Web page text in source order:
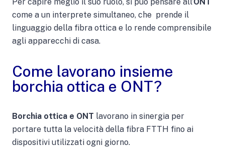
Per capire meglio il suo ruolo, si può pensare all’ONT
come a un interprete simultaneo, che prende il
linguaggio della fibra ottica e lo rende comprensibile
agli apparecchi di casa.
Come lavorano insieme
borchia ottica e ONT?
Borchia ottica e ONT lavorano in sinergia per
portare tutta la velocità della fibra FTTH fino ai
dispositivi utilizzati ogni giorno.